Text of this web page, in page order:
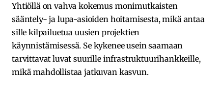
Yhtiöllä on vahva kokemus monimutkaisten
sääntely- ja lupa-asioiden hoitamisesta, mikä antaa
sille kilpailuetua uusien projektien
käynnistämisessä. Se kykenee usein saamaan
tarvittavat luvat suurille infrastruktuurihankkeille,
mikä mahdollistaa jatkuvan kasvun.